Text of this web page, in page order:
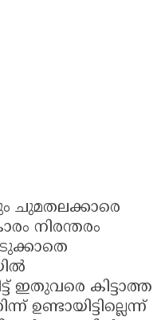
ചുമതലക്കാരെ
നിരന്തരം
ഇതുവരെ കിട്ടാത്ത